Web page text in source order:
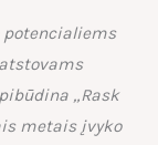
potencialiems
„Rask
metais įvyko